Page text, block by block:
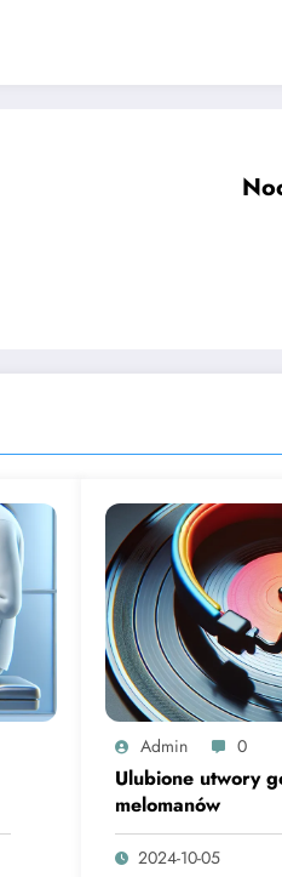
Admin 0
Ulubione utwory
melomanów
2024-10-05